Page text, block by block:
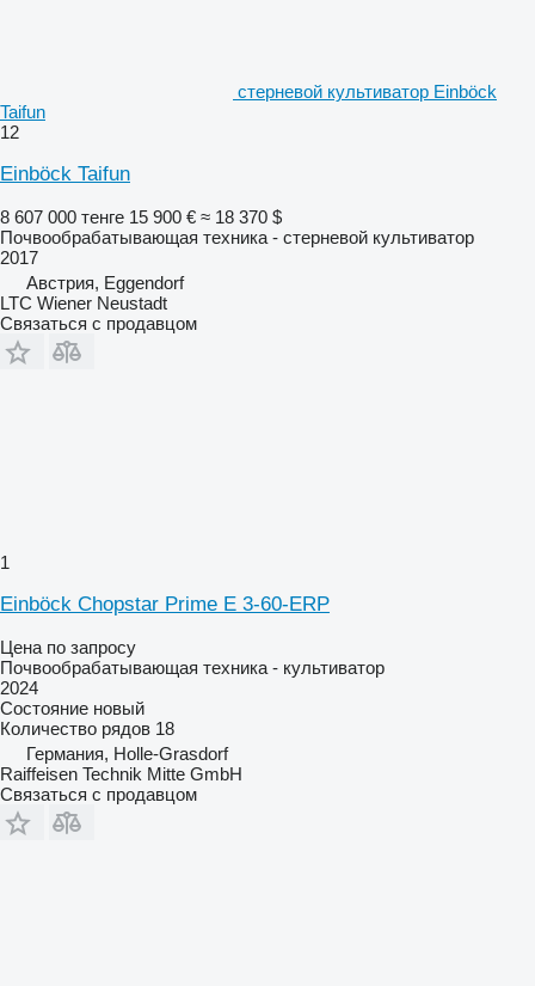
стерневой культиватор Einböck
Taifun
12
Einböck Taifun
8 607 000 тенге 15 900 € ≈ 18 370 $
Почвообрабатывающая техника - стерневой культиватор
2017
Австрия, Eggendorf
LTC Wiener Neustadt
Связаться с продавцом
1
Einböck Chopstar Prime E 3-60-ERP
Цена по запросу
Почвообрабатывающая техника - культиватор
2024
Состояние новый
Количество рядов 18
Германия, Holle-Grasdorf
Raiffeisen Technik Mitte GmbH
Связаться с продавцом